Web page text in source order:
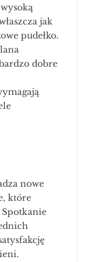
jak
pudełko.
dobre
nowe
które